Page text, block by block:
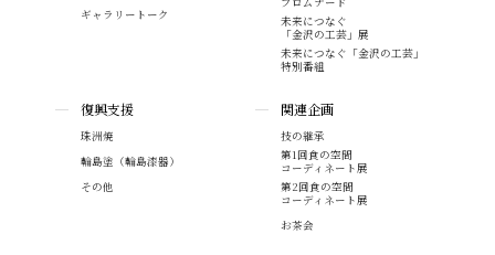
ギャラリートーク
未来につなぐ
「金沢の工芸」展
未来につなぐ「金沢の工芸」
特別番組
復興支援
珠洲焼
輪島塗（輪島漆器）
その他
関連企画
技の継承
第1回食の空間
コーディネート展
第2回食の空間
コーディネート展
お茶会